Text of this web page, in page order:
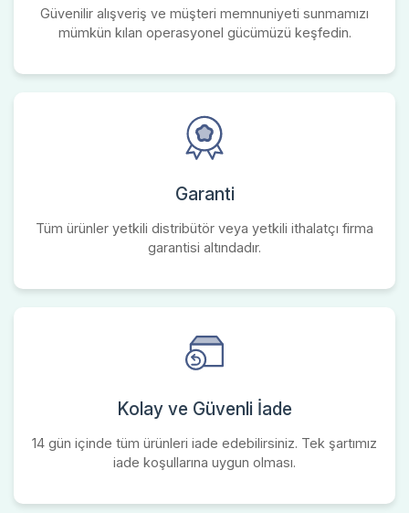
Güvenilir alışveriş ve müşteri memnuniyeti sunmamızı
mümkün kılan operasyonel gücümüzü keşfedin.
Garanti
Tüm ürünler yetkili distribütör veya yetkili ithalatçı firma
garantisi altındadır.
Kolay ve Güvenli İade
14 gün içinde tüm ürünleri iade edebilirsiniz. Tek şartımız
iade koşullarına uygun olması.